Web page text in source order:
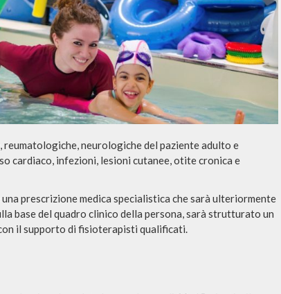
neurologiche del paziente adulto e
cardiaco, infezioni, lesioni cutanee, otite cronica e
prescrizione medica specialistica che sarà ulteriormente
base del quadro clinico della persona, sarà strutturato un
il supporto di fisioterapisti qualificati.